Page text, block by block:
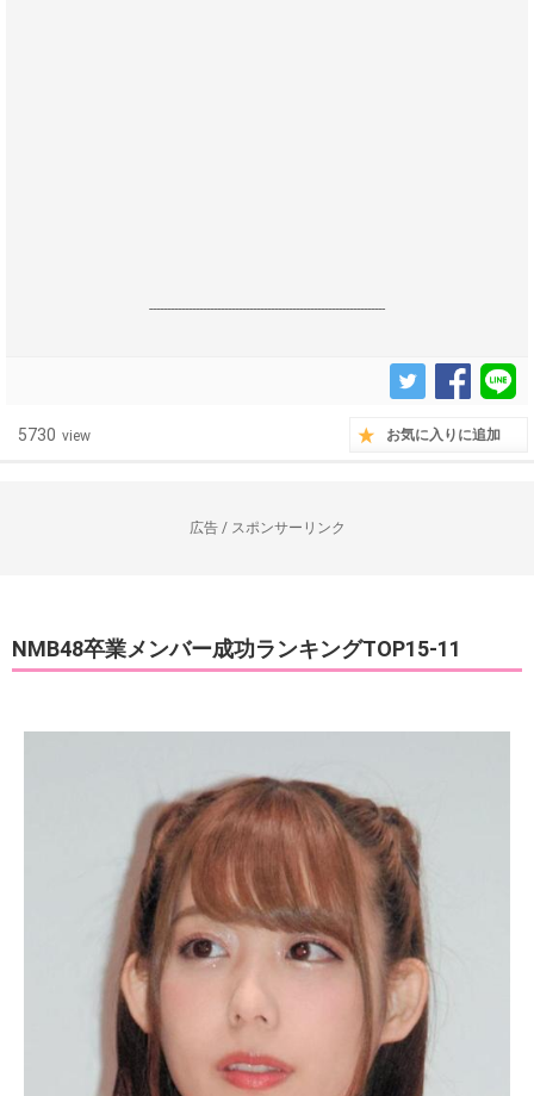
------------------------------------------------------------------
5730 view お気に入りに追加
広告 / スポンサーリンク
NMB48卒業メンバー成功ランキングTOP15-11